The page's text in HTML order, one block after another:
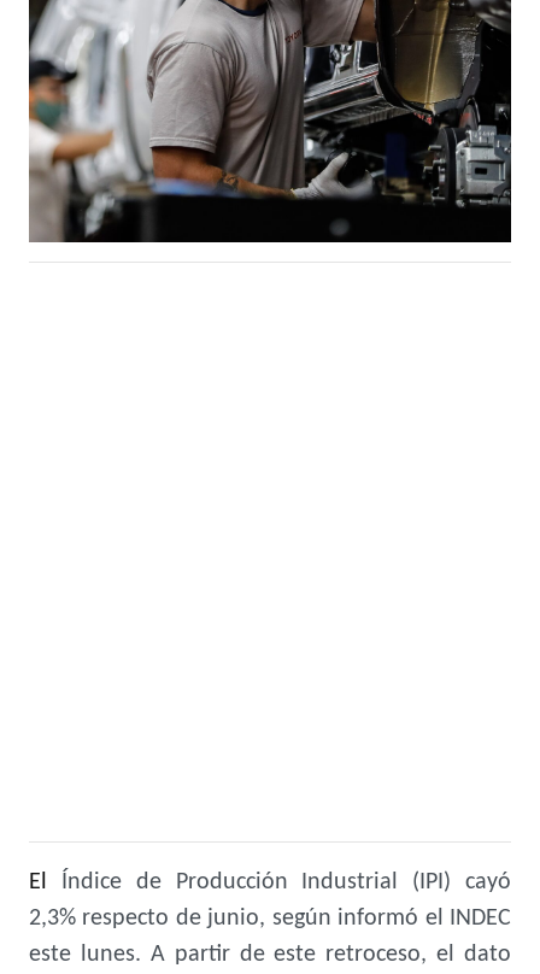
El
Índice de Producción Industrial (IPI) cayó
2,3% respecto de junio, según informó el INDEC
este lunes. A partir de este retroceso, el dato